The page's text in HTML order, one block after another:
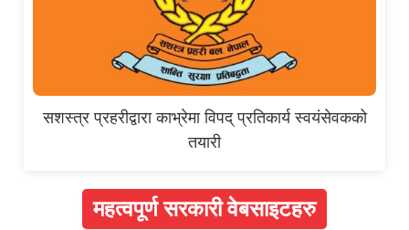
सशस्त्र प्रहरीद्वारा काभ्रेमा विपद् प्रतिकार्य स्वयंसेवकको
तयारी
महत्वपूर्ण सरकारी वेबसाइटहरु